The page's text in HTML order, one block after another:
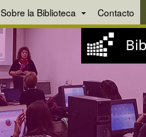
Sobre la Biblioteca Contacto